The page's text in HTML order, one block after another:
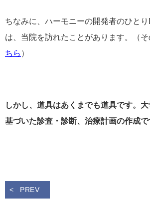
ちなみに、ハーモニーの開発者のひと
は、当院を訪れたことがあります。（
ちら ）
しかし、道具はあくまでも道具です。
基づいた診査・診断、治療計画の作成で
PREV